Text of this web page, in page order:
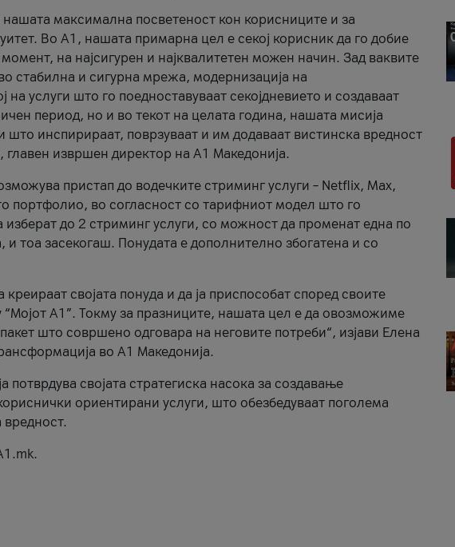
максимална посветеност кон корисниците и за
Во А1, нашата примарна цел е секој корисник да го добие
на најсигурен и најквалитетен можен начин. Зад ваквите
стабилна и сигурна мрежа, модернизација на
услуги што го поедноставуваат секојдневието и создаваат
период, но и во текот на целата година, нашата мисија
што инспирираат, поврзуваат и им додаваат вистинска вредност
извршен директор на А1 Македонија.
пристап до водечките стриминг услуги – Netflix, Max,
портфолио, во согласност со тарифниот модел што го
до 2 стриминг услуги, со можност да променат една по
тоа засекогаш. Понудата е дополнително збогатена и со
својата понуда и да ја приспособат според своите
А1”. Токму за празниците, нашата цел е да овозможиме
што совршено одговара на неговите потреби“, изјави Елена
во А1 Македонија.
својата стратегиска насока за создавање
ориентирани услуги, што обезбедуваат поголема